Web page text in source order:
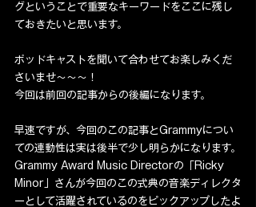
グということで重要なキーワードをここに残し
ておきたいと思います。
ポッドキャストを聞いて合わせてお楽しみくだ
さいませ〜〜〜！
今回は前回の記事からの後編になります。
早速ですが、今回のこの記事とGrammyについ
ての連動性は実は後半で少し明らかになります。
Grammy Award Music Directorの「Ricky
Minor」さんが今回のこの式典の音楽ディレクタ
ーとして活躍されているのをピックアップしたよ